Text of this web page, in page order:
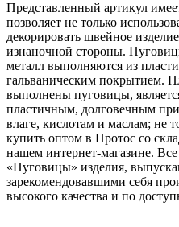
Представленный артикул
позволяет не только
декорировать швейное
изнаночной стороны.
металл выполняются из
гальваническим покрытием.
выполнены пуговицы,
пластичным, долговечным
влаге, кислотам и маслам;
купить оптом в Протос со
нашем интернет-магазине.
«Пуговицы» изделия,
зарекомендовавшими себя
высокого качества и по